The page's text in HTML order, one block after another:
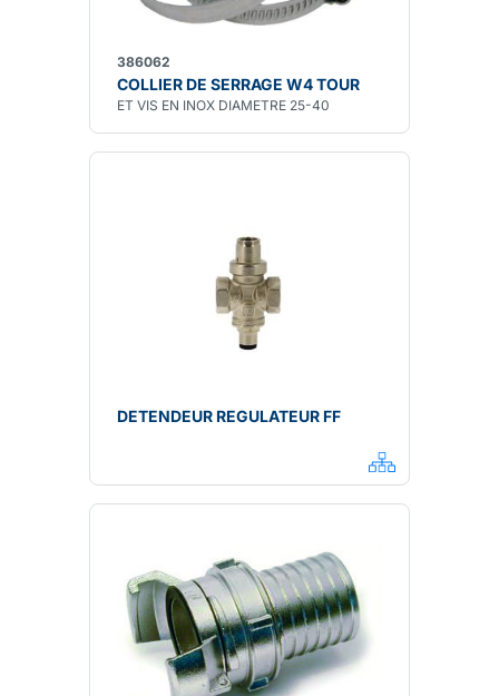
386062
COLLIER DE SERRAGE W4 TOUR
ET VIS EN INOX DIAMETRE 25-40
DETENDEUR REGULATEUR FF